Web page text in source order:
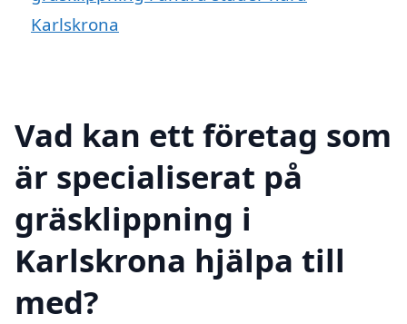
Karlskrona
Vad kan ett företag som
är specialiserat på
gräsklippning i
Karlskrona hjälpa till
med?